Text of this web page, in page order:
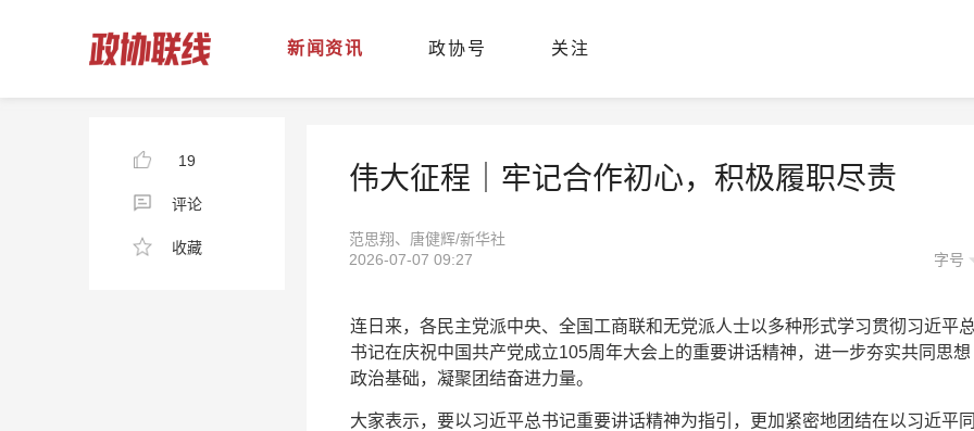
新闻资讯 政协号 关注
19
评论
收藏
伟大征程｜牢记合作初心，积极履职尽责
范思翔、唐健辉/新华社
2026-07-07 09:27
字号
连日来，各民主党派中央、全国工商联和无党派人士以多种形式学习贯彻习近平总
书记在庆祝中国共产党成立105周年大会上的重要讲话精神，进一步夯实共同思想
政治基础，凝聚团结奋进力量。
大家表示，要以习近平总书记重要讲话精神为指引，更加紧密地团结在以习近平同